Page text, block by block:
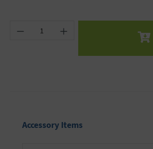
Produkt Anzahl: Gib den
Produktgalerie überspringen
Accessory Items